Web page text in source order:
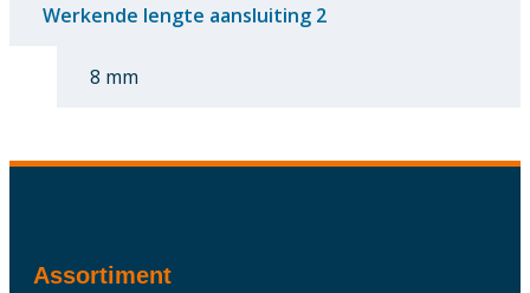
Werkende lengte aansluiting 2
8 mm
Assortiment